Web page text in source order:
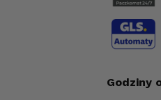
Godziny